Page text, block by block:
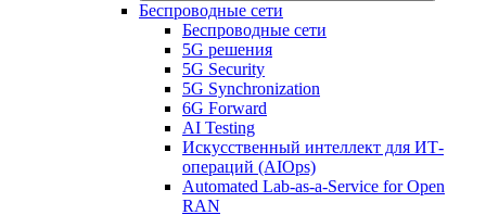
Беспроводные сети
Беспроводные сети
5G решения
5G Security
5G Synchronization
6G Forward
AI Testing
Искусственный интеллект для ИТ-
операций (AIOps)
Automated Lab-as-a-Service for Open
RAN